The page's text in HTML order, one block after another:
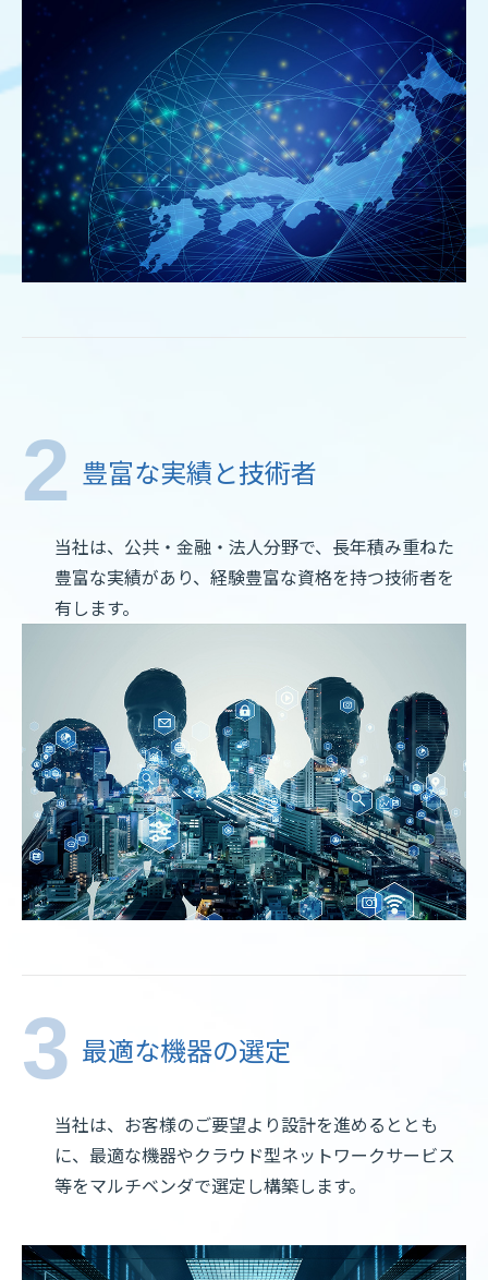
豊富な実績と技術者
当社は、公共・金融・法人分野で、長年積み重ねた
豊富な実績があり、経験豊富な資格を持つ技術者を
有します。
最適な機器の選定
当社は、お客様のご要望より設計を進めるととも
に、最適な機器やクラウド型ネットワークサービス
等をマルチベンダで選定し構築します。